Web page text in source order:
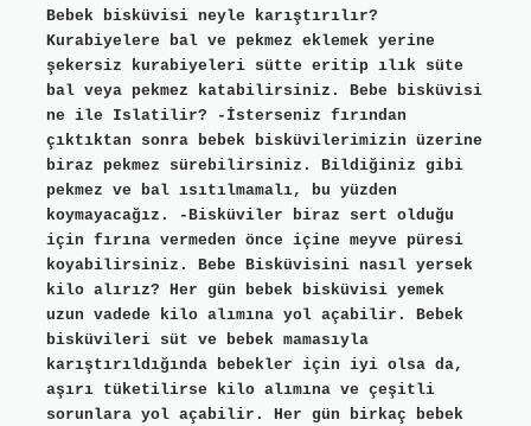
Bebek bisküvisi neyle karıştırılır?
Kurabiyelere bal ve pekmez eklemek yerine
şekersiz kurabiyeleri sütte eritip ılık süte
bal veya pekmez katabilirsiniz. Bebe bisküvisi
ne ile Islatilir? -İsterseniz fırından
çıktıktan sonra bebek bisküvilerimizin üzerine
biraz pekmez sürebilirsiniz. Bildiğiniz gibi
pekmez ve bal ısıtılmamalı, bu yüzden
koymayacağız. -Bisküviler biraz sert olduğu
için fırına vermeden önce içine meyve püresi
koyabilirsiniz. Bebe Bisküvisini nasıl yersek
kilo alırız? Her gün bebek bisküvisi yemek
uzun vadede kilo alımına yol açabilir. Bebek
bisküvileri süt ve bebek mamasıyla
karıştırıldığında bebekler için iyi olsa da,
aşırı tüketilirse kilo alımına ve çeşitli
sorunlara yol açabilir. Her gün birkaç bebek